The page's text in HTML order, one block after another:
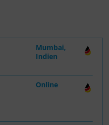
Mumbai,
Indien
Online